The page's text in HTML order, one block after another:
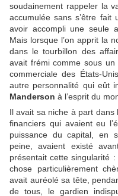
soudainement rappeler la
accumulée sans s’être
avoir accompli une seule
Mais lorsque l’on apprit la
dans le tourbillon des
avait frémi comme sous
commerciale des États-
autre personnalité qui eût
Manderson à l’esprit du
Il avait sa niche à part
financiers qui avaient eu
puissance du capital, en
peine, avaient existé
présentait cette singularité
chose particulièrement
avait auréolé sa tête,
de tous, le gardien